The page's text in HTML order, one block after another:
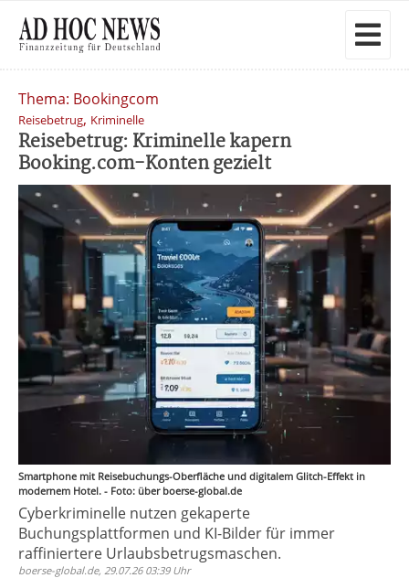
Thema: Bookingcom
Reisebetrug, Kriminelle
Reisebetrug: Kriminelle kapern
Booking.com-Konten gezielt
Smartphone mit Reisebuchungs-Oberfläche und digitalem Glitch-Effekt in
modernem Hotel. - Foto: über boerse-global.de
Cyberkriminelle nutzen gekaperte
Buchungsplattformen und KI-Bilder für immer
raffiniertere Urlaubsbetrugsmaschen.
boerse-global.de, 29.07.26 03:39 Uhr